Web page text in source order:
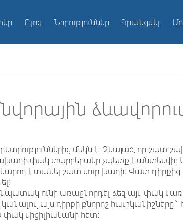
Բլոգ Նորություններ Գրանցվել
մեկն է: Չնայած, որ շատ
փակ տարբերակը չպետք է անտեսվի:
կարող է տանել շատ սուր խաղի: Վատ դիրքից
նպատակ ունի առաջնորդել ձեզ այս փակ
այս դիրքի բնորոշ
փակ սիցիլիականի հետ: